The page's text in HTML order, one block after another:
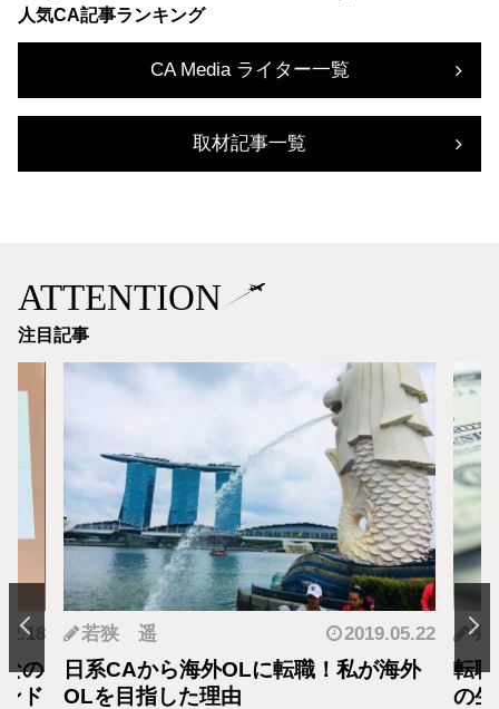
人気CA記事ランキング
CA Media ライター一覧
取材記事一覧
ATTENTION
注目記事
の
ド
若狭 遥 2019.05.22
日系CAから海外OLに転職！私が海外
OLを目指した理由
羽
転
の